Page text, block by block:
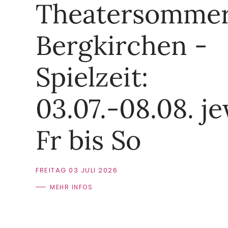
Bergkirchen -
Spielzeit:
03.07.-08.08.
Fr bis So
FREITAG 03 JULI 2026
MEHR INFOS